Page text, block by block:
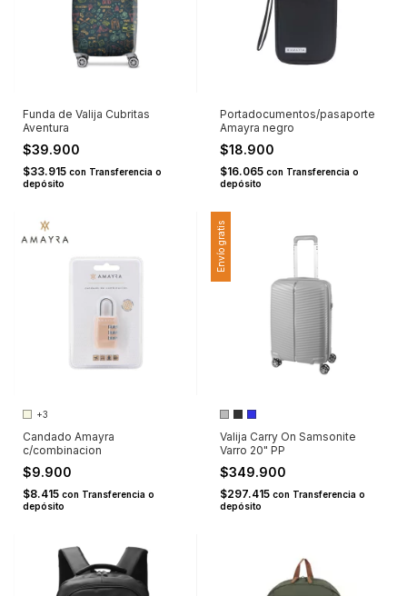
Funda de Valija Cubritas
Aventura
$39.900
$33.915 con Transferencia o
depósito
Portadocumentos/pasaporte
Amayra negro
$18.900
$16.065 con Transferencia o
depósito
+3
Candado Amayra
c/combinacion
$9.900
$8.415 con Transferencia o
depósito
Envío gratis
Valija Carry On Samsonite
Varro 20" PP
$349.900
$297.415 con Transferencia o
depósito